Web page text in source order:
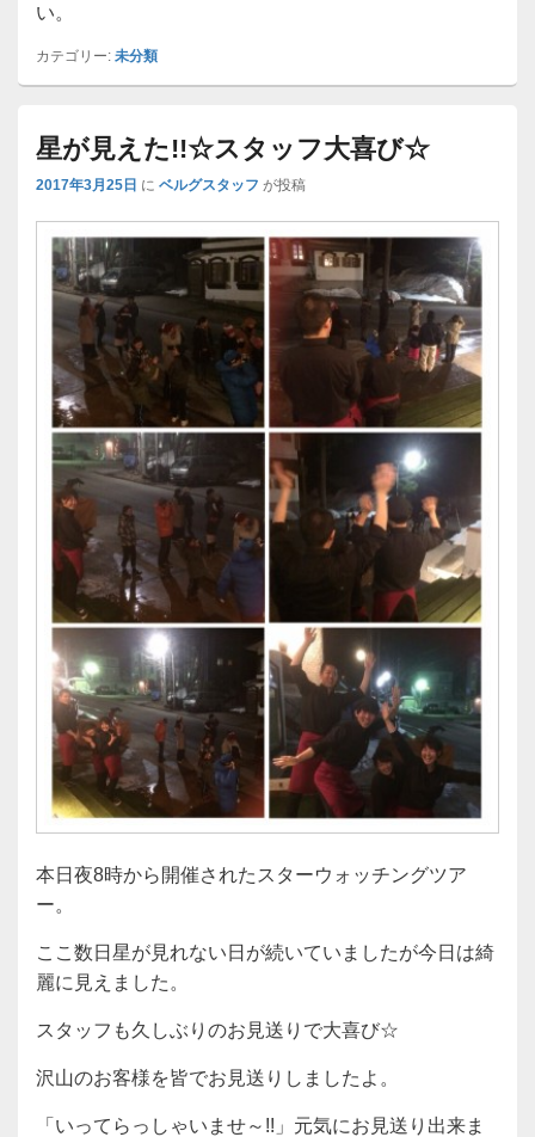
い。
カテゴリー: 未分類
星が見えた!!☆スタッフ大喜び☆
2017年3月25日 に ベルグスタッフ が投稿
本日夜8時から開催されたスターウォッチングツア
ー。
ここ数日星が見れない日が続いていましたが今日は綺
麗に見えました。
スタッフも久しぶりのお見送りで大喜び☆
沢山のお客様を皆でお見送りしましたよ。
「いってらっしゃいませ～!!」元気にお見送り出来ま